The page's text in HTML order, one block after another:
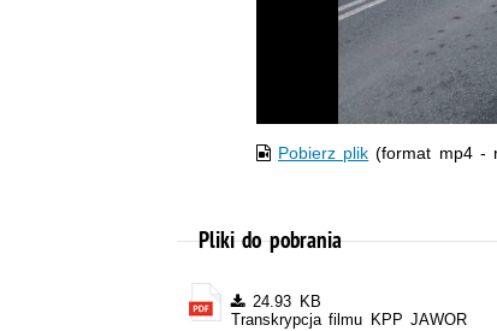
Pobierz plik (format mp4 -
Pliki do pobrania
24.93 KB
Transkrypcja filmu KPP JAWOR